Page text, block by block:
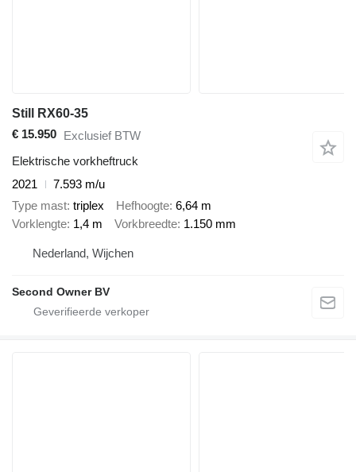
Still RX60-35
€ 15.950 Exclusief BTW
Elektrische vorkheftruck
2021
7.593 m/u
Type mast triplex Hefhoogte 6,64 m
Vorklengte 1,4 m Vorkbreedte 1.150 mm
Nederland, Wijchen
Second Owner BV